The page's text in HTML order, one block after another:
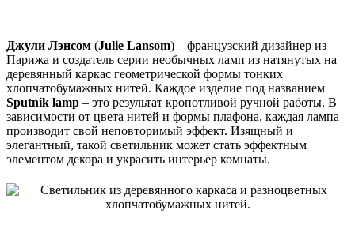
Джули Лэнсом (Julie Lansom) – французский дизайнер из
Парижа и создатель серии необычных ламп из натянутых на
деревянный каркас геометрической формы тонких
хлопчатобумажных нитей. Каждое изделие под названием
Sputnik lamp – это результат кропотливой ручной работы. В
зависимости от цвета нитей и формы плафона, каждая лампа
производит свой неповторимый эффект. Изящный и
элегантный, такой светильник может стать эффектным
элементом декора и украсить интерьер комнаты.